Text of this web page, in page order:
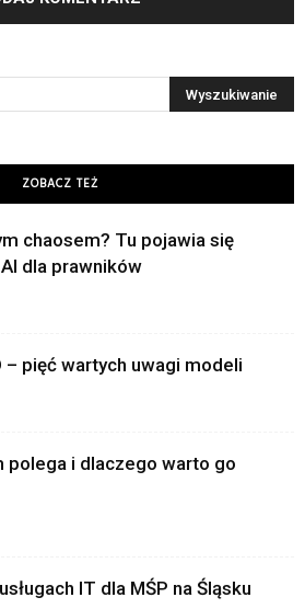
ZOBACZ TEŻ
chaosem? Tu pojawia się
dla prawników
– pięć wartych uwagi modeli
polega i dlaczego warto go
IT dla MŚP na Śląsku